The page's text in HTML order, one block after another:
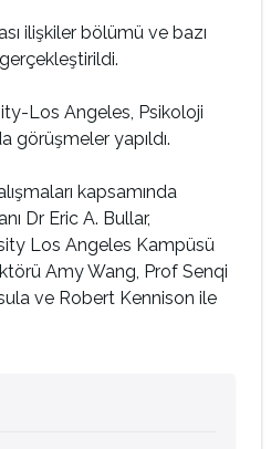
ilişkiler bölümü ve bazı
Los Angeles, Psikoloji
görüşmeler yapıldı.
kapsamında
Dr Eric A. Bullar,
Los Angeles Kampüsü
Amy Wang, Prof Senqi
ve Robert Kennison ile